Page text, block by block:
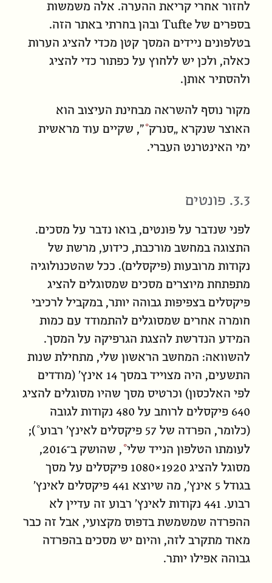
לחזור אחרי קריאת ההערה. אלה משמשות
בספרים של Tufte ובהן בחרתי באתר הזה.
בטלפונים ניידים המסך קטן מכדי להציג הערות
כאלה, ולכן יש ללחוץ על כפתור כדי להציג
ולהסתיר אותן.
מקור נוסף להשראה מבחינת העיצוב הוא
האוצר שנקרא „סנרק ”, שקיים עוד מראשית
ימי האינטרנט העברי.
3.3. פונטים
לפני שנדבר על פונטים, בואו נדבר על מסכים.
התצוגה במחשב מורכבת, כידוע, מרשת של
נקודות מרובעות (פיקסלים). ככל שהטכנולוגיה
מתפתחת מיוצרים מסכים שמסוגלים להציג
פיקסלים בצפיפות גבוהה יותר, במקביל לרכיבי
חומרה אחרים שמסוגלים להתמודד עם כמות
המידע הנדרשת להצגת הגרפיקה על המסך.
להשוואה: המחשב הראשון שלי, מתחילת שנות
התשעים, היה מצוייד במסך 14 אינץ׳ (מודדים
לפי האלכסון) וכרטיס מסך שהיו מסוגלים להציג
640 פיקסלים לרוחב על 480 נקודות לגובה
(כלומר, הפרדה של 57
פיקסלים לאינץ׳ רבוע );
לעומתו הטלפון הנייד שלי
, שהושק ב־2016,
מסוגל להציג 1920×1080 פיקסלים על מסך
בגודל 5 אינץ׳, מה שיוצא 441 פיקסלים לאינץ׳
רבוע. 441 נקודות לאינץ׳ רבוע זה עדיין לא
ההפרדה שמשמשת בדפוס מקצועי, אבל זה כבר
מאוד מתקרב לזה, והיום יש מסכים בהפרדה
גבוהה אפילו יותר.